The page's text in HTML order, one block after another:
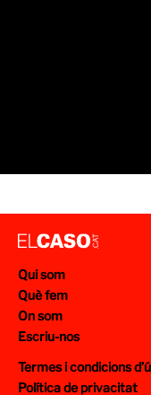
Qui som
Què fem
On som
Escriu-nos
Termes i condicions
Política de privacitat